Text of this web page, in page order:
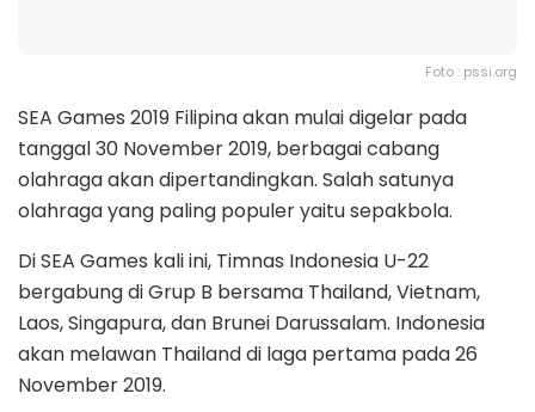
Foto : pssi.org
SEA Games 2019 Filipina akan mulai digelar pada
tanggal 30 November 2019, berbagai cabang
olahraga akan dipertandingkan. Salah satunya
olahraga yang paling populer yaitu sepakbola.
Di SEA Games kali ini, Timnas Indonesia U-22
bergabung di Grup B bersama Thailand, Vietnam,
Laos, Singapura, dan Brunei Darussalam. Indonesia
akan melawan Thailand di laga pertama pada 26
November 2019.